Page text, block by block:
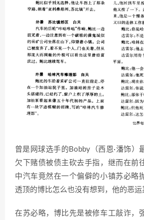
曾是网球选手的Bobby（西恩·潘饰）
欠下赌债被债主砍去手指，继而在前
中汽车竟然在一个偏僻的小镇苏必略
透顶的博比怎么也没有想到，他的恶运
在苏必略，博比先是被修车工敲诈，